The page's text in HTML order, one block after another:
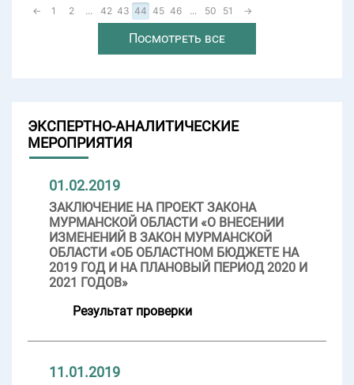
← 1 2 ... 42 43 44 45 46 ... 50 51 →
Посмотреть все
ЭКСПЕРТНО-АНАЛИТИЧЕСКИЕ
МЕРОПРИЯТИЯ
01.02.2019
ЗАКЛЮЧЕНИЕ НА ПРОЕКТ ЗАКОНА
МУРМАНСКОЙ ОБЛАСТИ «О ВНЕСЕНИИ
ИЗМЕНЕНИЙ В ЗАКОН МУРМАНСКОЙ
ОБЛАСТИ «ОБ ОБЛАСТНОМ БЮДЖЕТЕ НА
2019 ГОД И НА ПЛАНОВЫЙ ПЕРИОД 2020 И
2021 ГОДОВ»
Результат проверки
11.01.2019